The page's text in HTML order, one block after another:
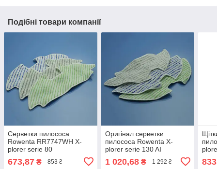
Подібні товари компанії
Серветки пилососа
Rowenta RR7747WH X-
plorer serie 80
673,87 ₴ 853 ₴
Оригінал серветки
пилососа Rowenta X-
plorer serie 130 AI
RR9075WH, RR9077WH
багаторазові 3шт
1 020,68₴ 1 292 ₴